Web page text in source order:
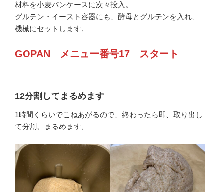
材料を小麦パンケースに次々投入。
グルテン・イースト容器にも、酵母とグルテンを入れ、
機械にセットします。
GOPAN メニュー番号17 スタート
12分割してまるめます
1時間くらいでこねあがるので、終わったら即、取り出し
て分割、まるめます。